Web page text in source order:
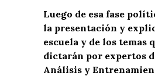
Luego de esa fase
la presentación y
escuela y de los temas
dictarán por expertos
Análisis y